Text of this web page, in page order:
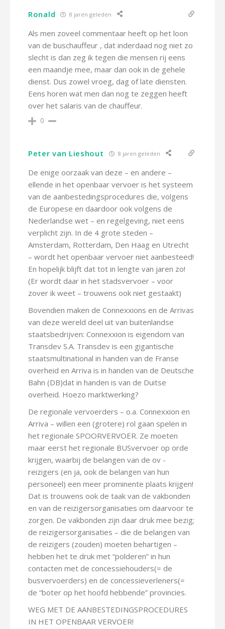
Ronald 8 jaren geleden
Als men zoveel commentaar heeft op het loon
van de buschauffeur , dat inderdaad nog niet zo
slecht is dan zeg ik tegen die mensen rij eens
een maandje mee, maar dan ook in de gehele
dienst. Dus zowel vroeg, dag of late diensten.
Eens horen wat men dan nog te zeggen heeft
over het salaris van de chauffeur.
0
Peter van Lieshout 8 jaren geleden
De enige oorzaak van deze – en andere –
ellende in het openbaar vervoer is het systeem
van de aanbestedingsprocedures die, volgens
de Europese en daardoor ook volgens de
Nederlandse wet – en regelgeving, niet eens
verplicht zijn. In de 4 grote steden –
Amsterdam, Rotterdam, Den Haag en Utrecht
– wordt het openbaar vervoer niet aanbesteed!
En hopelijk blijft dat tot in lengte van jaren zo!
(Er wordt daar in het stadsvervoer – voor
zover ik weet – trouwens ook niet gestaakt)
Bovendien maken de Connexxions en de Arrivas
van deze wereld deel uit van buitenlandse
staatsbedrijven: Connexxion is eigendom van
Transdev S.A. Transdev is een gigantische
staatsmultinational in handen van de Franse
overheid en Arriva is in handen van de Deutsche
Bahn (DB)dat in handen is van de Duitse
overheid. Hoezo marktwerking?
De regionale vervoerders – o.a. Connexxion en
Arriva – willen een (grotere) rol gaan spelen in
het regionale SPOORVERVOER. Ze moeten
maar eerst het regionale BUSvervoer op orde
krijgen, waarbij de belangen van de ov -
reizigers (en ja, ook de belangen van hun
personeel) een meer prominente plaats krijgen!
Dat is trouwens ook de taak van de vakbonden
en van de reizigersorganisaties om daarvoor te
zorgen. De vakbonden zijn daar druk mee bezig;
de reizigersorganisaties – die de belangen van
de reizigers (zouden) moeten behartigen –
hebben het te druk met “polderen” in hun
contacten met de concessiehouders(= de
busvervoerders) en de concessieverleners(=
de “boter op het hoofd hebbende” provincies.
WEG MET DE AANBESTEDINGSPROCEDURES
IN HET OPENBAAR VERVOER!